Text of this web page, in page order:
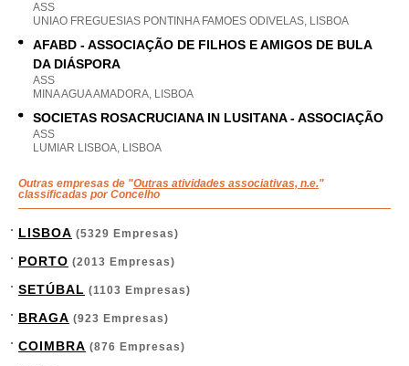
ASS
UNIAO FREGUESIAS PONTINHA FAMOES ODIVELAS, LISBOA
AFABD - ASSOCIAÇÃO DE FILHOS E AMIGOS DE BULA
DA DIÁSPORA
ASS
MINA AGUA AMADORA, LISBOA
SOCIETAS ROSACRUCIANA IN LUSITANA - ASSOCIAÇÃO
ASS
LUMIAR LISBOA, LISBOA
Outras empresas de "Outras atividades associativas, n.e."
classificadas por Concelho
LISBOA (5329 Empresas)
PORTO (2013 Empresas)
SETÚBAL (1103 Empresas)
BRAGA (923 Empresas)
COIMBRA (876 Empresas)